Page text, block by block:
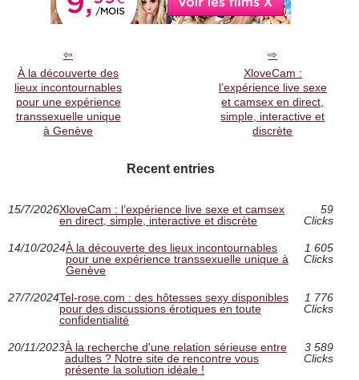
À la découverte des
lieux incontournables
pour une expérience
transsexuelle unique
à Genève
XloveCam :
l’expérience live sexe
et camsex en direct,
simple, interactive et
discrète
Recent entries
15/7/2026XloveCam : l’expérience live sexe et camsex
en direct, simple, interactive et discrète
59
Clicks
14/10/2024À la découverte des lieux incontournables
pour une expérience transsexuelle unique à
Genève
1 605
Clicks
27/7/2024Tel-rose.com : des hôtesses sexy disponibles
pour des discussions érotiques en toute
confidentialité
1 776
Clicks
20/11/2023À la recherche d'une relation sérieuse entre
adultes ? Notre site de rencontre vous
présente la solution idéale !
3 589
Clicks